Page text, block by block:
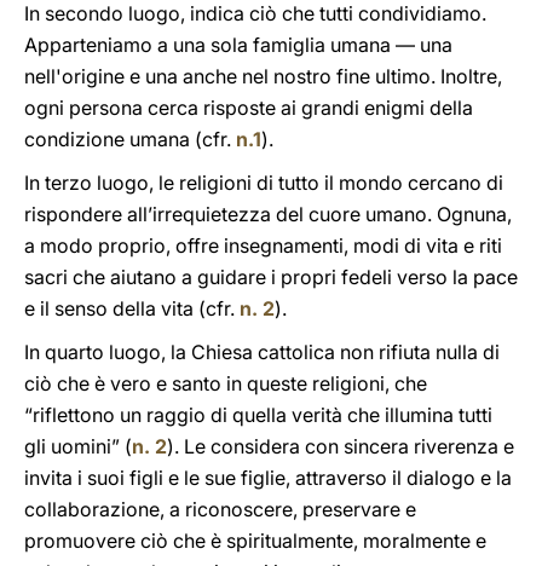
In secondo luogo, indica ciò che tutti condividiamo.
Apparteniamo a una sola famiglia umana — una
nell'origine e una anche nel nostro fine ultimo. Inoltre,
ogni persona cerca risposte ai grandi enigmi della
condizione umana (cfr. n.1).
In terzo luogo, le religioni di tutto il mondo cercano di
rispondere all’irrequietezza del cuore umano. Ognuna,
a modo proprio, offre insegnamenti, modi di vita e riti
sacri che aiutano a guidare i propri fedeli verso la pace
e il senso della vita (cfr. n. 2).
In quarto luogo, la Chiesa cattolica non rifiuta nulla di
ciò che è vero e santo in queste religioni, che
“riflettono un raggio di quella verità che illumina tutti
gli uomini” (n. 2). Le considera con sincera riverenza e
invita i suoi figli e le sue figlie, attraverso il dialogo e la
collaborazione, a riconoscere, preservare e
promuovere ciò che è spiritualmente, moralmente e